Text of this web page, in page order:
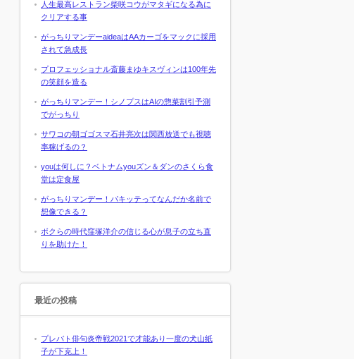
人生最高レストラン柴咲コウがマタギになる為に
クリアする事
がっちりマンデーaideaはAAカーゴをマックに採用
されて急成長
プロフェッショナル斎藤まゆキスヴィンは100年先
の笑顔を造る
がっちりマンデー！シノプスはAIの惣菜割引予測
でがっちり
サワコの朝ゴゴスマ石井亮次は関西放送でも視聴
率稼げるの？
youは何しに？ベトナムyouズン＆ダンのさくら食
堂は定食屋
がっちりマンデー！パキッテってなんだか名前で
想像できる？
ボクらの時代窪塚洋介の信じる心が息子の立ち直
りを助けた！
最近の投稿
プレバト俳句炎帝戦2021で才能あり一度の犬山紙
子が下克上！